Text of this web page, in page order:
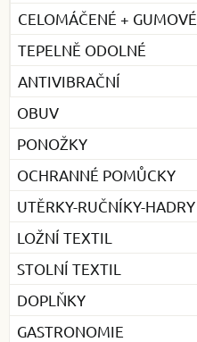
CELOMÁČENÉ + GUMOVÉ
TEPELNĚ ODOLNÉ
ANTIVIBRAČNÍ
OBUV
PONOŽKY
OCHRANNÉ POMŮCKY
UTĚRKY-RUČNÍKY-HADRY
LOŽNÍ TEXTIL
STOLNÍ TEXTIL
DOPLŇKY
GASTRONOMIE